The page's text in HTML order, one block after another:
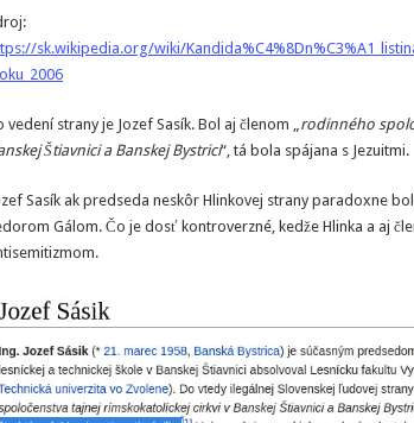
sk.wikipedia.org/wiki/
vedení strany je Jozef Sasík. Bol aj členom „ rodinného
Štiavnici a Banskej Bystrici“, tá bola spájana s Jezuitmi.
Sasík ak predseda neskôr Hlinkovej strany paradoxne
Gálom. Čo je dosť kontroverzné, kedže Hlinka a aj